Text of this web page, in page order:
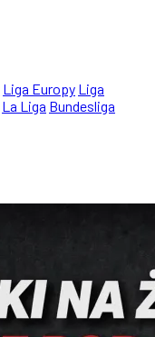
Liga Europy Liga
La Liga Bundesliga